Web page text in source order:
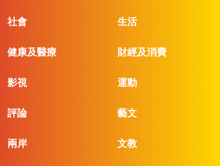
社會 生活
健康及醫療 財經及消費
影視 運動
評論 藝文
兩岸 文教